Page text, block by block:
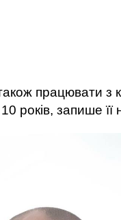
працювати
років, запише